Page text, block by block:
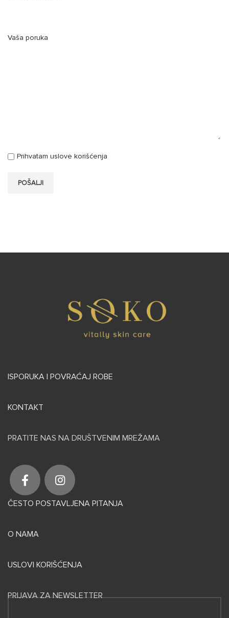
Vaša poruka
Prihvatam uslove korišćenja
ISPORUKA I POVRAĆAJ ROBE
KONTAKT
PRATITE NAS NA DRUŠTVENIM MREŽAMA
ČESTO POSTAVLJENA PITANJA
O NAMA
USLOVI KORIŠĆENJA
PRIJAVA ZA NEWSLETTER